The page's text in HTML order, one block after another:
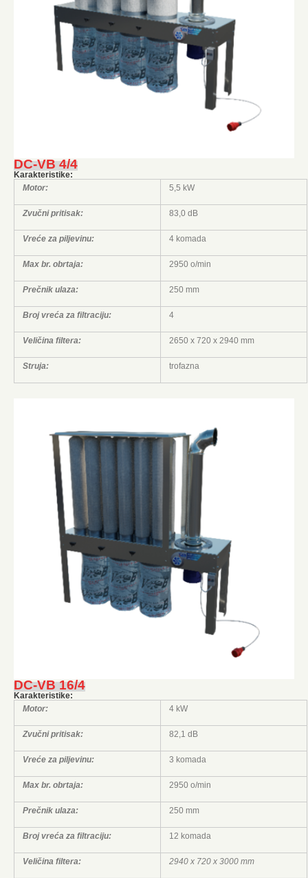
DC-VB 4/4
Karakteristike:
Motor:
5,5 kW
Zvučni pritisak: 83,0 dB
Vreće za piljevinu: 4 komada
Max br. obrtaja: 2950 o/min
Prečnik ulaza: 250 mm
Broj vreća za filtraciju: 4
Veličina filtera: 2650 x 720 x 2940 mm
Struja: trofazna
DC-VB 16/4
Karakteristike:
Motor:
4 kW
Zvučni pritisak: 82,1 dB
Vreće za piljevinu: 3 komada
Max br. obrtaja: 2950 o/min
Prečnik ulaza: 250 mm
Broj vreća za filtraciju: 12 komada
Veličina filtera: 2940 x 720 x 3000 mm